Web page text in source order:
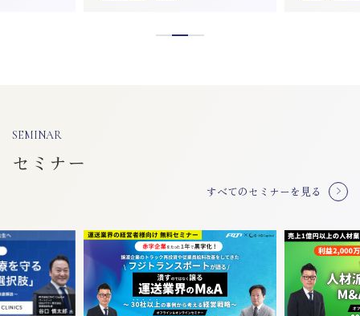
SEMINAR
セミナー
すべてのセミナーを見る